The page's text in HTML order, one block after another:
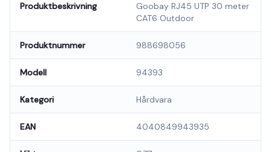
Produktbeskrivning
Goobay RJ45 UTP 30 meter
CAT6 Outdoor
Produktnummer 988698056
Modell 94393
Kategori Hårdvara
EAN 4040849943935